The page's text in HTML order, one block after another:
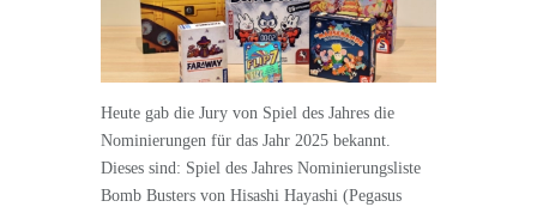
Heute gab die Jury von Spiel des Jahres die
Nominierungen für das Jahr 2025 bekannt.
Dieses sind: Spiel des Jahres Nominierungsliste
Bomb Busters von Hisashi Hayashi (Pegasus